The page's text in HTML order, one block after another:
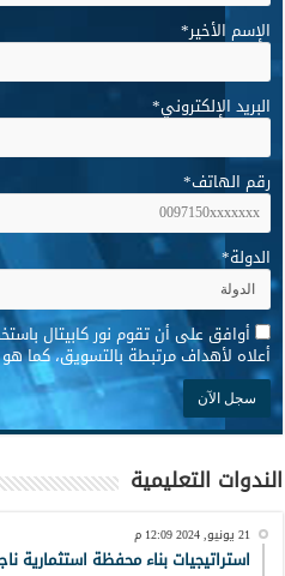
الإسم الأخير*
البريد الإلكتروني*
رقم الهاتف*
الدولة*
* أوافق على أن تقوم نور كابيتال
أعلاه لأهداف مرتبطة بالتسويق، كما
الندوات التعليمية
21 يونيو, 2024 12:09 م
استراتيجيات بناء محفظة استثمارية